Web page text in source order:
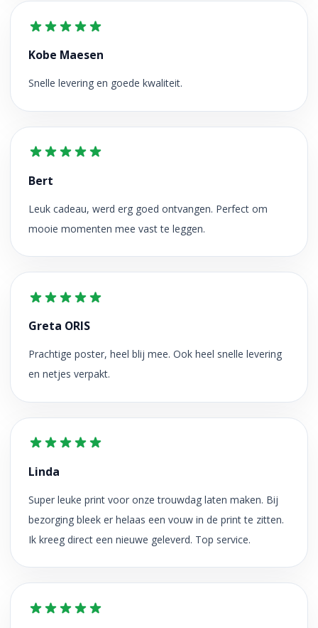
Kobe Maesen
Snelle levering en goede kwaliteit.
Bert
Leuk cadeau, werd erg goed ontvangen. Perfect om
mooie momenten mee vast te leggen.
Greta ORIS
Prachtige poster, heel blij mee. Ook heel snelle levering
en netjes verpakt.
Linda
Super leuke print voor onze trouwdag laten maken. Bij
bezorging bleek er helaas een vouw in de print te zitten.
Ik kreeg direct een nieuwe geleverd. Top service.